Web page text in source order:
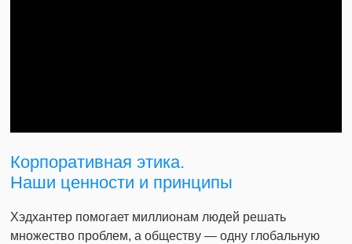
Корпоративная этика.
Наши ценности и принципы
Хэдхантер помогает миллионам людей решать
множество проблем, а обществу — одну глобальную